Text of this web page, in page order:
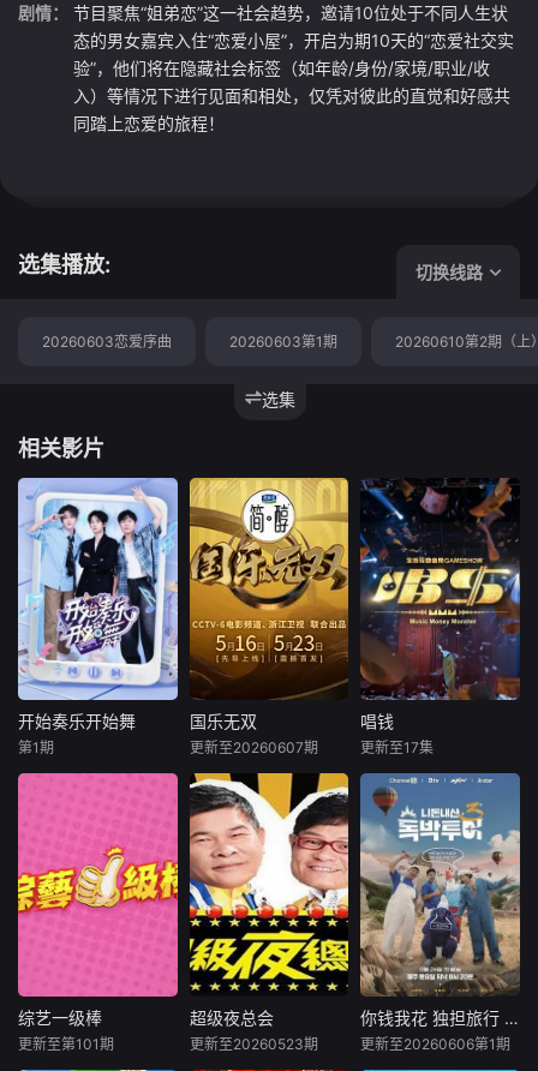
剧情：
节目聚焦“姐弟恋”这一社会趋势，邀请10位处于不同人生状
态的男女嘉宾入住“恋爱小屋”，开启为期10天的“恋爱社交实
验”，他们将在隐藏社会标签（如年龄/身份/家境/职业/收
入）等情况下进行见面和相处，仅凭对彼此的直觉和好感共
同踏上恋爱的旅程！
选集播放: 切换线路
选集
20260603恋爱序曲 20260603第1期 20260610第2期（上
相关影片
开始奏乐开始舞
乐坛打工人余佳
运、周震南、张星
特，一键开启人生
“事业模式”，在节
一起打造不比赛、
没压力、单纯因“想
开始奏乐开始舞
第1期
国乐无双
张杰
《国粤无双》是浙
江卫视、中央宣传
部电影卫星频道联
合推出的节目。 该
节目每期嘉宾分组
对抗，观众现场票
选每期“主题金
曲”，最终汇编《粤
无双》实体专辑，
并直通国家级文艺
国乐无双
更新至20260607期
唱钱
李茵彤
挑戰音域的極限、
拍子的精準，全新
互動音樂遊戲節目
《唱錢》由森美、
Eric Kwok、李茵
彤任主持，以專業
音準分析系統考驗
參賽者。九宮格代
表九個難度等級，
參賽者每當連成一
唱钱
更新至17集
综艺一级棒
综艺一级棒
更新至第101期
超级夜总会
超级夜总会
更新至20260523期
你钱我花 独担旅行 2026 你钱我花 独担旅行 2026
更新至20260606第1期